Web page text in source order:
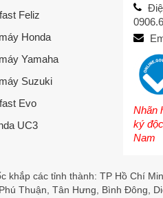
Feliz
Honda
Yamaha
Suzuki
Evo
UC3
Nhãn
ký
Nam
khắp các tỉnh thành: TP Hồ Chí
Thuận, Tân Hưng, Bình Đông,